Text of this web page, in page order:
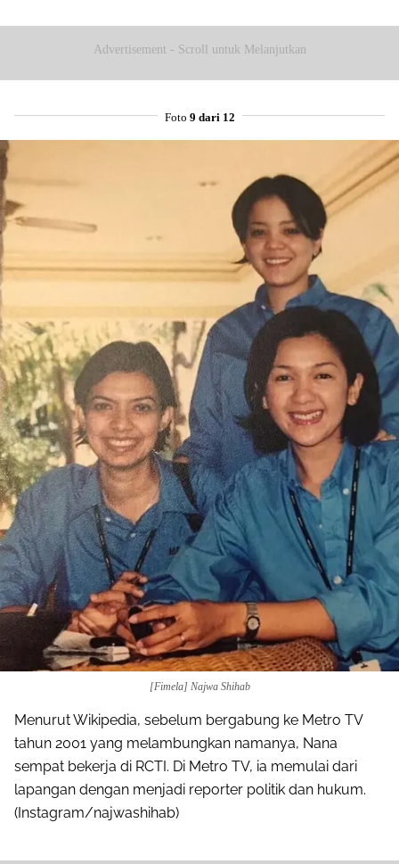
Advertisement - Scroll untuk Melanjutkan
Foto 9 dari 12
[Fimela] Najwa Shihab
Menurut Wikipedia, sebelum bergabung ke Metro TV
tahun 2001 yang melambungkan namanya, Nana
sempat bekerja di RCTI. Di Metro TV, ia memulai dari
lapangan dengan menjadi reporter politik dan hukum.
(Instagram/najwashihab)